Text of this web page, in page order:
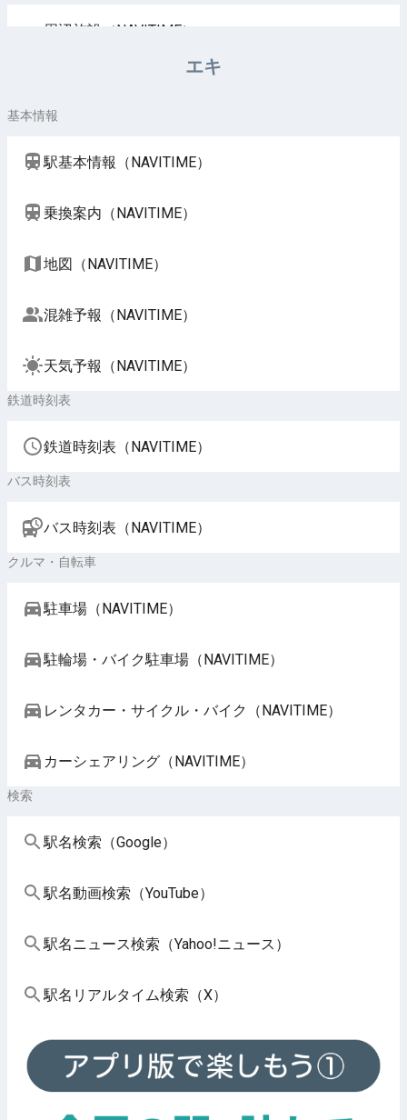
周辺施設（NAVITIME）
エキ
基本情報
駅基本情報（NAVITIME）
乗換案内（NAVITIME）
地図（NAVITIME）
混雑予報（NAVITIME）
天気予報（NAVITIME）
鉄道時刻表
鉄道時刻表（NAVITIME）
バス時刻表
バス時刻表（NAVITIME）
クルマ・自転車
駐車場（NAVITIME）
駐輪場・バイク駐車場（NAVITIME）
レンタカー・サイクル・バイク（NAVITIME）
カーシェアリング（NAVITIME）
検索
駅名検索（Google）
駅名動画検索（YouTube）
駅名ニュース検索（Yahoo!ニュース）
駅名リアルタイム検索（X）